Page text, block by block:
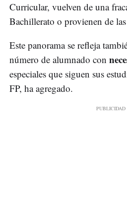
Curricular, vuelven de una
Bachillerato o provienen de
Este panorama se refleja
número de alumnado con
especiales que siguen sus
FP, ha agregado.